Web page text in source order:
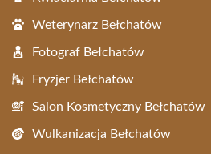
Weterynarz Bełchatów
Fotograf Bełchatów
Fryzjer Bełchatów
Salon Kosmetyczny Bełchatów
Wulkanizacja Bełchatów